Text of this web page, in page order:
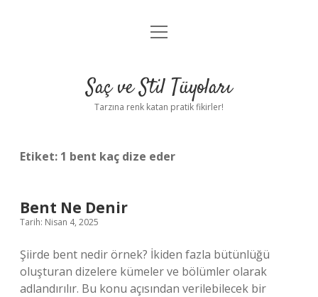
Anasayfa
Yasal Uyarı
menüyü
Saç ve Stil Tüyoları
Tarzına renk katan pratik fikirler!
Etiket: 1 bent kaç dize eder
Bent Ne Denir
Tarih: Nisan 4, 2025
Şiirde bent nedir örnek? İkiden fazla bütünlüğü
oluşturan dizelere kümeler ve bölümler olarak
adlandırılır. Bu konu açısından verilebilecek bir